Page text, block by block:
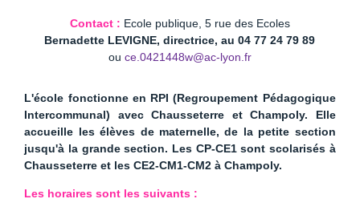
Contact : Ecole publique, 5 rue des Ecoles
Bernadette LEVIGNE, directrice, au 04 77 24 79 89
ou ce.0421448w@ac-lyon.fr
L'école fonctionne en RPI (Regroupement Pédagogique
Intercommunal) avec Chausseterre et Champoly. Elle
accueille les élèves de maternelle, de la petite section
jusqu'à la grande section. Les CP-CE1 sont scolarisés à
Chausseterre et les CE2-CM1-CM2 à Champoly.
Les horaires sont les suivants :